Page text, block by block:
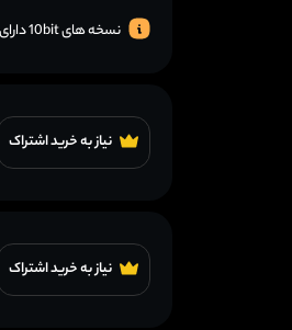
نسخه های 10bit دارای عمق رنگ بیشتر و وضوح بهتری میباشند.
نیاز به خرید اشتراک
نیاز به خرید اشتراک